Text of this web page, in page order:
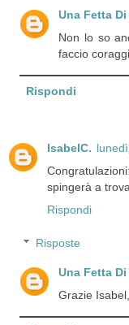
Una Fetta
Non lo so
faccio
Rispondi
IsabelC.
spingerà a
Rispondi
Risposte
Una Fetta
Grazie